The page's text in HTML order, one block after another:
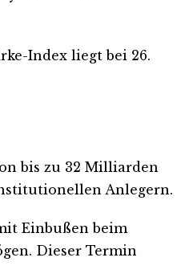
Index liegt bei 26.
bis zu 32 Milliarden
Anlegern.
Einbußen beim
Dieser Termin